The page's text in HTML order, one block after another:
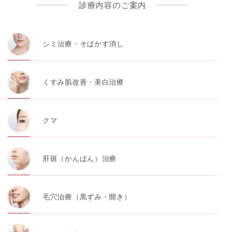
診療内容のご案内
シミ治療・そばかす消し
くすみ肌改善・美白治療
クマ
肝斑（かんぱん）治療
毛穴治療（黒ずみ・開き）